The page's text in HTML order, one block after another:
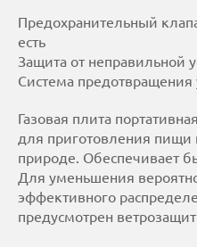
Предохранительный
есть
Защита от неправильной
Система предотвращения
Газовая плита
для приготовления пищи
природе. Обеспечивает
Для уменьшения
эффективного
предусмотрен